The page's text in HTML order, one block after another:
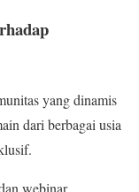
yang dinamis
dari berbagai usia